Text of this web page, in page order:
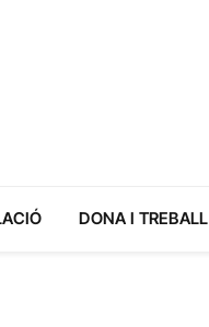
DONA I TREBALL